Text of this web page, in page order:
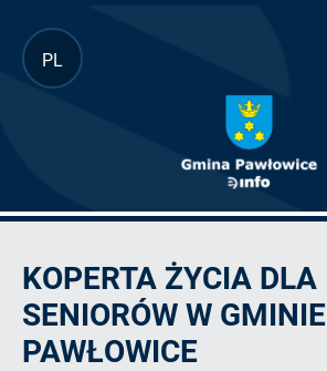
Przejdź
do
PL
KOPERTA ŻYCIA DLA
SENIORÓW W GMINIE
PAWŁOWICE